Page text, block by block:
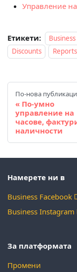
Управление
Етикети:
Discounts
Reports
По-нова
По-умно
управление на
часове,
наличности
Намерете ни в
Business Facebook
Business Instagram
За платформата
Промени